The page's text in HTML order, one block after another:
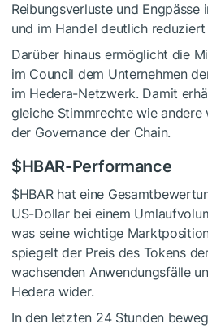
Reibungsverluste und
und im Handel deutlich
Darüber hinaus ermöglicht die
im Council dem Unternehmen
im Hedera-Netzwerk. Damit
gleiche Stimmrechte wie andere
der Governance der Chain.
$HBAR-Performance
$HBARhat eine
US-Dollar bei einem
was seine wichtige
spiegelt der Preis des Tokens
wachsenden Anwendungsfälle
Hedera wider.
In den letzten 24 Stunden